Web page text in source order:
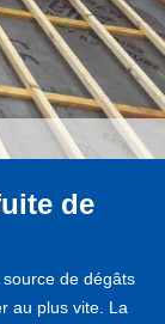
de
de dégâts
au plus vite. La